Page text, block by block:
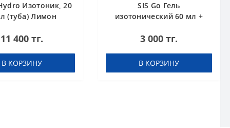
Изотоник, 20
(туба) Лимон
11 400 тг.
В КОРЗИНУ
SIS Go Гель
изотонический 60 мл +
3 000 тг.
В КОРЗИНУ